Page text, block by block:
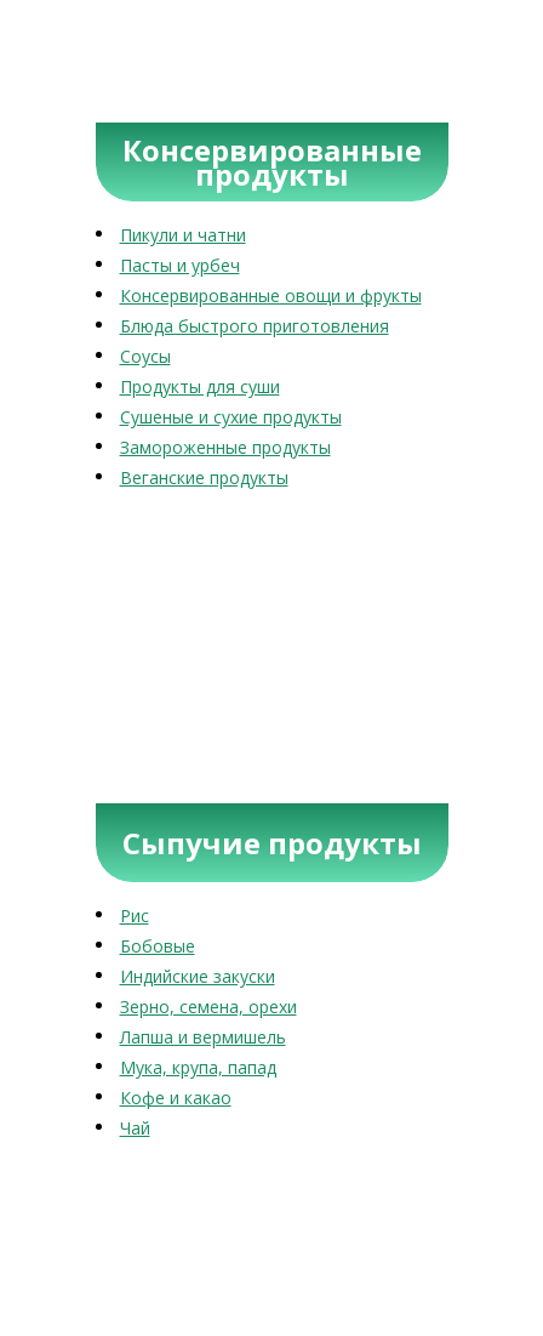
Консервированные
продукты
Пикули и чатни
Пасты и урбеч
Консервированные овощи и фрукты
Блюда быстрого приготовления
Соусы
Продукты для суши
Сушеные и сухие продукты
Замороженные продукты
Веганские продукты
Сыпучие продукты
Рис
Бобовые
Индийские закуски
Зерно, семена, орехи
Лапша и вермишель
Мука, крупа, папад
Кофе и какао
Чай